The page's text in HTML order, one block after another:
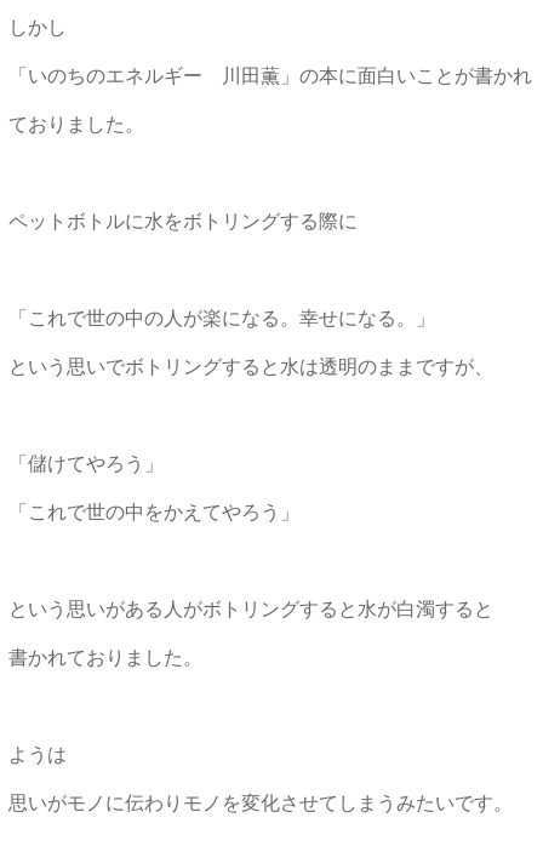
しかし
「いのちのエネルギー 川田薫」の本に面白いことが書かれ
ておりました。
ペットボトルに水をボトリングする際に
「これで世の中の人が楽になる。幸せになる。」
という思いでボトリングすると水は透明のままですが、
「儲けてやろう」
「これで世の中をかえてやろう」
という思いがある人がボトリングすると水が白濁すると
書かれておりました。
ようは
思いがモノに伝わりモノを変化させてしまうみたいです。